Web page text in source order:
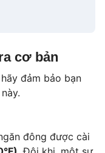
cơ bản
đảm bảo bạn
đông được cài